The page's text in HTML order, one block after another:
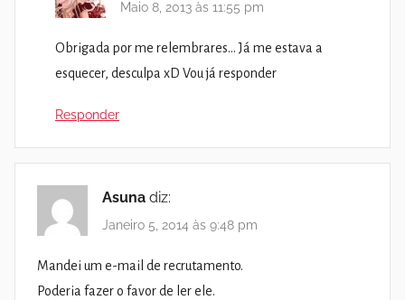
Maio 8, 2013 às 11:55 pm
Obrigada por me relembrares… Já me estava a
esquecer, desculpa xD Vou já responder
Responder
Asuna diz:
Janeiro 5, 2014 às 9:48 pm
Mandei um e-mail de recrutamento.
Poderia fazer o favor de ler ele.